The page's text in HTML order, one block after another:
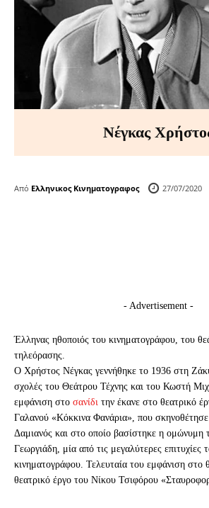
Νέγκας
Από Ελληνικος Κινηματογραφος 27/07/2020
- Advertisement -
Έλληνας ηθοποιός του κινηματογράφου, του
τηλεόρασης.
Ο Χρήστος Νέγκας γεννήθηκε το 1936 στη
σχολές του Θεάτρου Τέχνης και του Κωστή
εμφάνιση στο σανίδι την έκανε στο θεατρικό
Γαλανού «Κόκκινα Φανάρια», που
Δαμιανός και στο οποίο βασίστηκε η ομώνυμη
Γεωργιάδη, μία από τις μεγαλύτερες επιτυχίες
κινηματογράφου. Τελευταία του εμφάνιση στο
θεατρικό έργο του Νίκου Τσιφόρου